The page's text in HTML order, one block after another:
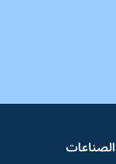
الصناعات